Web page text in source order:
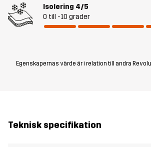
Isolering 4/5
0 till -10 grader
Egenskapernas värde är i relation till andra
Teknisk specifikation